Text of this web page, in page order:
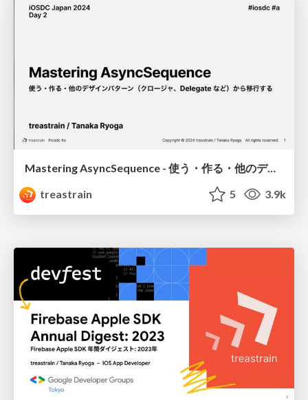
Mastering AsyncSequence - 使う・作る・他のデザインパターン（クロージャ、Delegate など）から移行する
treastrain
5 3.9k